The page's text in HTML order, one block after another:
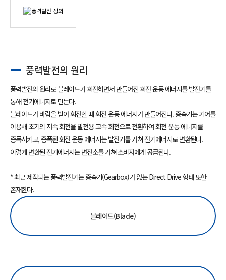
풍력발전의 원리
풍력발전의 원리로 블레이드가 회전하면서 만들어진 회전 운동 에너지를 발전기를
통해 전기에너지로 만든다.
블레이드가 바람을 받아 회전할 때 회전 운동 에너지가 만들어진다. 증속기는 기어를
이용해 초기의 저속 회전을 발전용 고속 회전으로 전환하여 회전 운동 에너지를
증폭시키고, 증폭된 회전 운동 에너지는 발전기를 거쳐 전기에너지로 변환된다.
이렇게 변환된 전기에너지는 변전소를 거쳐 소비자에게 공급된다.
* 최근 제작되는 풍력발전기는 증속기(Gearbox)가 없는 Direct Drive 형태 또한
존재한다.
블레이드(Blade)